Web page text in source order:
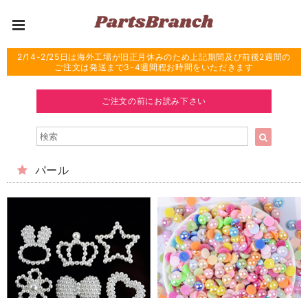
2/14-2/25日は海外工場が旧正月休みのため上記期間及び前後2週間の
ご注文は発送まで3-4週間程お時間をいただきます
ご注文の前にお読み下さい
パール